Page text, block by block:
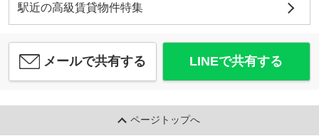
駅近の高級賃貸物件特集
メールで共有する LINEで共有する
ページトップへ